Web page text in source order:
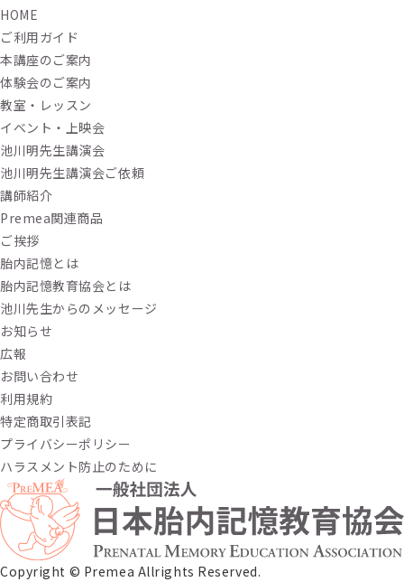
HOME
ご利用ガイド
本講座のご案内
体験会のご案内
教室・レッスン
イベント・上映会
池川明先生講演会
池川明先生講演会ご依頼
講師紹介
Premea関連商品
ご挨拶
胎内記憶とは
胎内記憶教育協会とは
池川先生からのメッセージ
お知らせ
広報
お問い合わせ
利用規約
特定商取引表記
プライバシーポリシー
ハラスメント防止のために
Copyright ©︎ Premea Allrights Reserved.